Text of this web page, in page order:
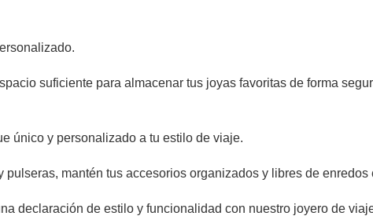
suficiente para almacenar tus joyas favoritas de forma
único y personalizado a tu estilo de viaje.
mantén tus accesorios organizados y libres de enredos
declaración de estilo y funcionalidad con nuestro joyero de